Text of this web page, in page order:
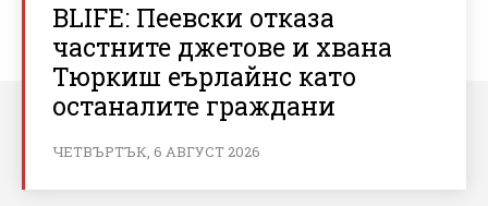
BLIFE: Пеевски отказа
частните джетове и хвана
Тюркиш еърлайнс като
останалите граждани
ЧЕТВЪРТЪК, 6 АВГУСТ 2026